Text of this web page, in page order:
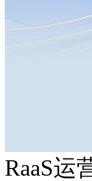
RaaS运